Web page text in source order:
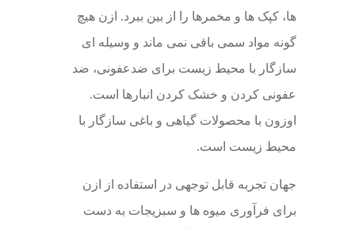
ها، کپک ها و مخمرها را از بین ببرد. ازن هیچ
گونه مواد سمی باقی نمی ماند و وسیله ای
سازگار با محیط زیست برای ضدعفونی، ضد
عفونی کردن و خشک کردن انبارها است.
اوزون با محصولات گیاهی و باغی سازگار با
محیط زیست است.
جهان تجربه قابل توجهی در استفاده از ازن
برای فرآوری میوه ها و سبزیجات به دست